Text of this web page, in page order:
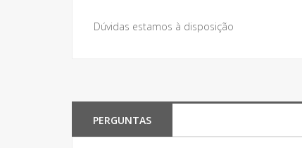
Dúvidas estamos à disposição
PERGUNTAS